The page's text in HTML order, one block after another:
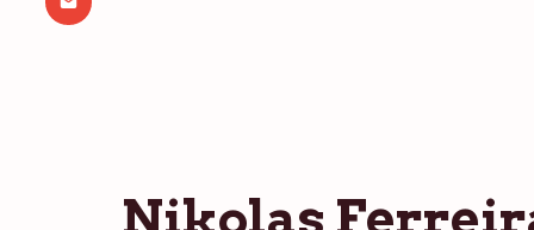
Nikolas